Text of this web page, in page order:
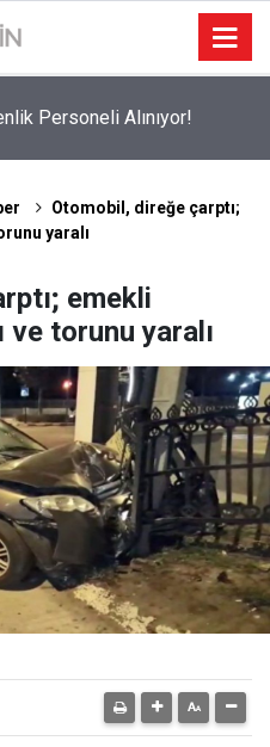
Personeli Alınıyor!
Otomobil, direğe çarptı;
yaralı
emekli
ve torunu yaralı